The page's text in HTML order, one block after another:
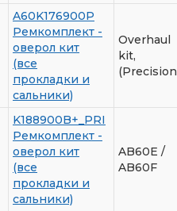
A60K176900P
Ремкомплект -
оверол кит
(все
прокладки и
сальники)
Overhaul
kit,
K188900B+_PRI
Ремкомплект -
оверол кит
(все
прокладки и
сальники)
AB60E /
AB60F